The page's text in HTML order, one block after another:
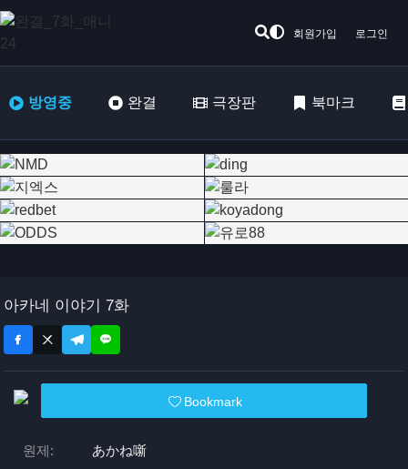
회원가입 로그인
방영중 완결 극장판 북마크
아카네 이야기 7화
Bookmark
원제: あかね噺